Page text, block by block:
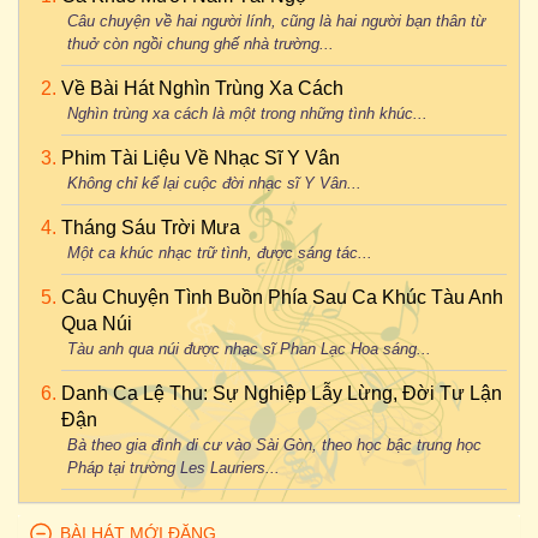
Nhật Ngân - Quang Lê - Lời Tự Tình
Nhật Ngân - Trường Vũ - Lời Tự Tình
Trúc Phương - Dương Hồng Loan & Quách Thành Danh -
Tình Thắm Duyên Quê
Hoàng Thi Thơ - Tường Nguyên & Như Quỳnh - Đám Cưới
Trên Đường Quê
Vũ Đức Sao Biển - Khưu Huy Vũ - Đêm Gành Hào Nghe Điệu
Hoài Lang
Vũ Đức Sao Biển - Quốc Đại & Cẩm Ly - Đêm Gành Hào
Nghe Điệu Hoài Lang
Vũ Đức Sao Biển - Cẩm Ly & Quang Lê - Đêm Gành Hào
Nghe Điệu Hoài Lang
Vũ Ngọc Quang - Anh Thơ - Em Yêu Anh Như Yêu Câu Ví
Dặm
Quốc Nam - Bùi Lê Mận - Điệu Ví Dặm Là Em
Phan Huỳnh Điểu - Trọng Tấn - Ở Hai Đầu Nỗi Nhớ
Bắc Sơn-Thùy Trang&Quốc Đại-Còn Thương Rau Đắng
Mọc Sau Hè
Hoàng Thi Thơ-Quốc Đại -Đám Cưới Trên Đường Quê
Hoàng Thi Thơ-Dương Hồng Loan&Quách Thành Danh
Đám Cưới Trên Đường Quê
Trần Thiện Thanh- Đàm Vĩnh Hưng-Chuyện Hẹn Hò
Phạm Thế Mỹ-Minh Nguyệt& Quách Thành Danh
Đường Về Hai Thôn
Hồng Quyên & Lưu Chí Vỹ
Đường Về Hai
Thôn
Hoàng Thi Thơ -Quang Lê&Ngọc Hạ-Duyên Quê
Hoàng Thi Thơ-Tâm Nhiên& Quách Thành Danh-
Duyên
Quê
Đức Huy- Đàm Vĩnh Hưng&Lệ Quyên-Như Đã Dấu Yêu
Nhật Ngân
Quang Lê
Lời Tự Tình
Câu chuyện về hai người lính, cũng là hai người bạn thân từ
thuở còn ngồi chung ghế nhà trường...
Về Bài Hát Nghìn Trùng Xa Cách
Nghìn trùng xa cách là một trong những tình khúc...
Phim Tài Liệu Về Nhạc Sĩ Y Vân
Không chỉ kể lại cuộc đời nhạc sĩ Y Vân...
Tháng Sáu Trời Mưa
Một ca khúc nhạc trữ tình, được sáng tác...
Câu Chuyện Tình Buồn Phía Sau Ca Khúc Tàu Anh
Qua Núi
Tàu anh qua núi được nhạc sĩ Phan Lạc Hoa sáng...
Danh Ca Lệ Thu: Sự Nghiệp Lẫy Lừng, Đời Tư Lận
Đận
Bà theo gia đình di cư vào Sài Gòn, theo học bậc trung học
Pháp tại trường Les Lauriers...
BÀI HÁT MỚI ĐĂNG